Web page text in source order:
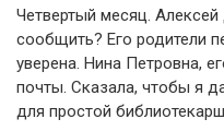
Четвертый месяц.
сообщить? Его родители
уверена. Нина Петровна,
почты. Сказала, чтобы я
для простой